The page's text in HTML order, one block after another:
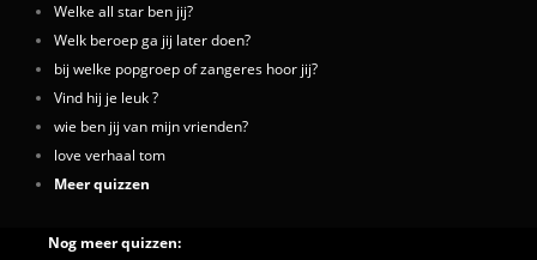
Welke all star ben jij?
Welk beroep ga jij later doen?
bij welke popgroep of zangeres hoor jij?
Vind hij je leuk ?
wie ben jij van mijn vrienden?
love verhaal tom
Meer quizzen
Nog meer quizzen: